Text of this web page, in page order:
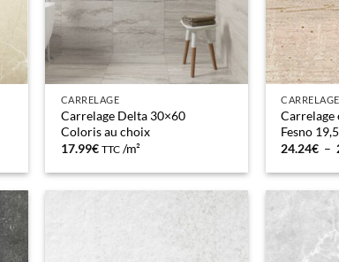
CARRELAGE
Carrelage Delta 30×60
Coloris au choix
17.99€ TTC /m²
CARRELAGE
Carrelage
Fesno
24.24€ –